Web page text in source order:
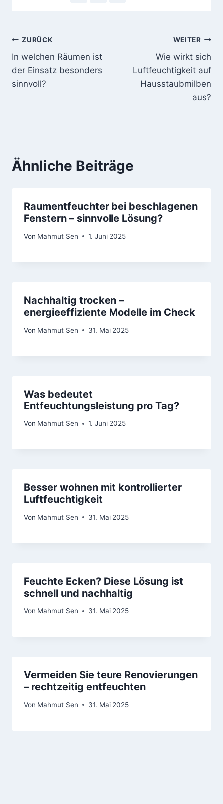
Beitragsnavigation
ZURÜCK
In welchen Räumen ist
der Einsatz besonders
sinnvoll?
WEITER
Wie wirkt sich
Luftfeuchtigkeit auf
Hausstaubmilben
aus?
Ähnliche Beiträge
Raumentfeuchter bei beschlagenen
Fenstern – sinnvolle Lösung?
Von Mahmut Sen 1. Juni 2025
Nachhaltig trocken –
energieeffiziente Modelle im Check
Von Mahmut Sen 31. Mai 2025
Was bedeutet
Entfeuchtungsleistung pro Tag?
Von Mahmut Sen 1. Juni 2025
Besser wohnen mit kontrollierter
Luftfeuchtigkeit
Von Mahmut Sen 31. Mai 2025
Feuchte Ecken? Diese Lösung ist
schnell und nachhaltig
Von Mahmut Sen 31. Mai 2025
Vermeiden Sie teure Renovierungen
– rechtzeitig entfeuchten
Von Mahmut Sen 31. Mai 2025